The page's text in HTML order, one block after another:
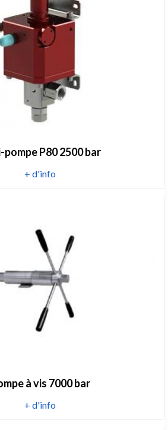
pompe P80 2500 bar
+ d'info
à vis 7000 bar
+ d'info